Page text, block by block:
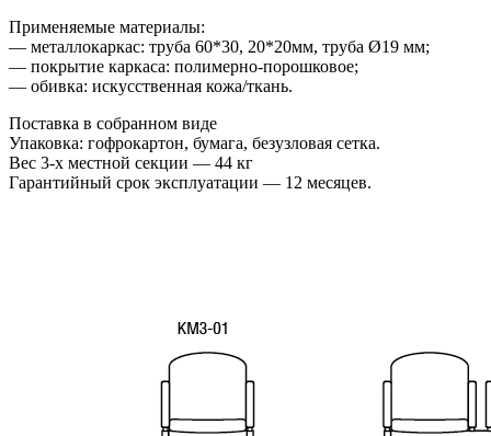
Применяемые материалы:
— металлокаркас: труба 60*30, 20*20мм, труба Ø19 мм;
— покрытие каркаса: полимерно-порошковое;
— обивка: искусственная кожа/ткань.
Поставка в собранном виде
Упаковка: гофрокартон, бумага, безузловая сетка.
Вес 3-х местной секции — 44 кг
Гарантийный срок эксплуатации — 12 месяцев.